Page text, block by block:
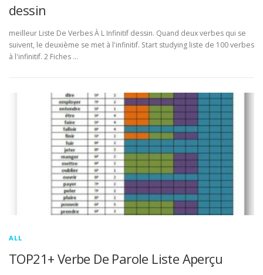
dessin
meilleur Liste De Verbes À L Infinitif dessin. Quand deux verbes qui se
suivent, le deuxième se met à l'infinitif. Start studying liste de 100 verbes
à l'infinitif. 2 Fiches …
ALL
TOP21+ Verbe De Parole Liste Aperçu